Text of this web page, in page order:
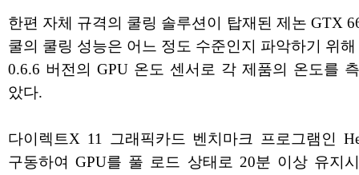
한편 자체 규격의 쿨링 솔루션이 탑재된 제논 GTX
쿨의 쿨링 성능은 어느 정도 수준인지 파악하기 위해
0.6.6 버전의 GPU 온도 센서로 각 제품의 온도를
았다.
다이렉트X 11 그래픽카드 벤치마크 프로그램인
구동하여 GPU를 풀 로드 상태로 20분 이상 유지